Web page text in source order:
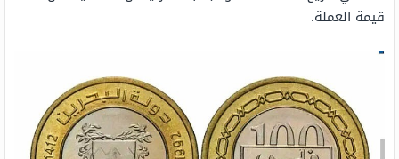
قيمة العملة.